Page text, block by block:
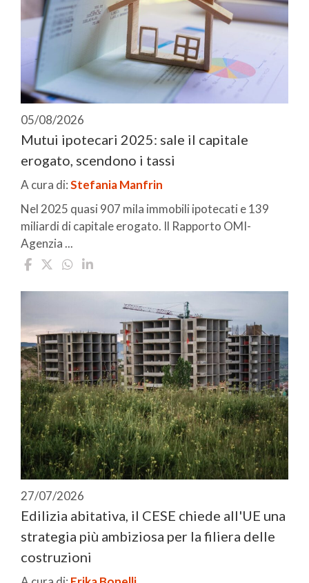
05/08/2026
Mutui ipotecari 2025: sale il capitale
erogato, scendono i tassi
A cura di:Stefania Manfrin
Nel 2025 quasi 907 mila immobili ipotecati e 139
miliardi di capitale erogato. Il Rapporto OMI-
Agenzia ...
27/07/2026
Edilizia abitativa, il CESE chiede all'UE una
strategia più ambiziosa per la filiera delle
costruzioni